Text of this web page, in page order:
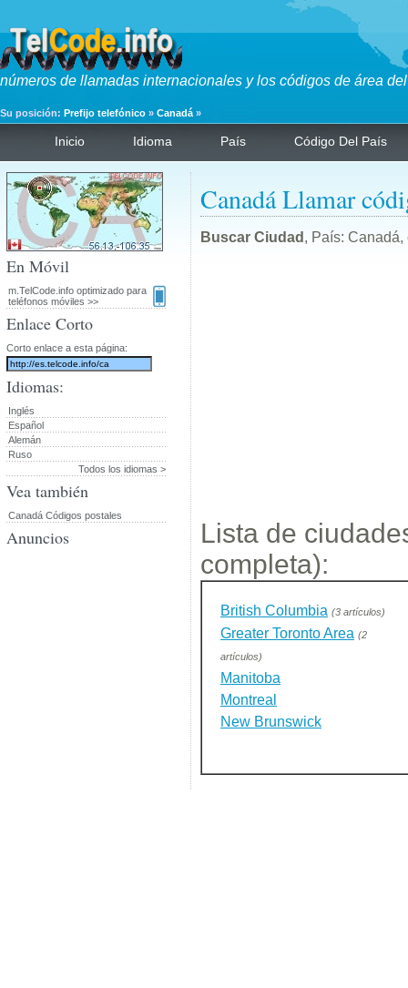
números de llamadas internacionales y los códigos de área
Su posición: Prefijo telefónico » Canadá »
Inicio Idioma País Código Del País
Canadá Llamar
Buscar Ciudad , País:
Lista de
completa):
British Columbia (3 artículos)
Greater Toronto Area (2
artículos)
Manitoba
Montreal
New Brunswick
En Móvil
m.TelCode.info optimizado para
teléfonos móviles >>
Enlace Corto
Corto enlace a esta página:
Idiomas:
Inglés
Español
Alemán
Ruso
Todos los idiomas >
Vea también
Canadá Códigos postales
Anuncios